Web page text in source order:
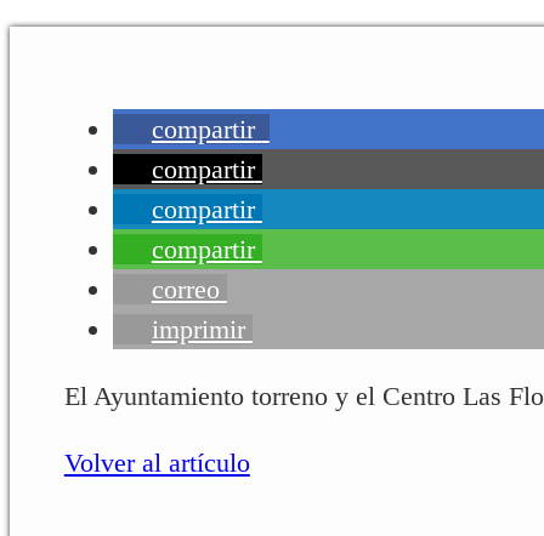
compartir
compartir
compartir
compartir
correo
imprimir
El Ayuntamiento torreno y el Centro Las
Volver al artículo